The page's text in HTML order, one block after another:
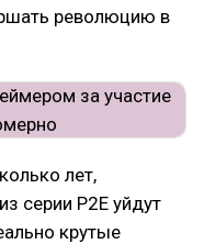
революцию в
лет,
серии Р2Е уйдут
крутые